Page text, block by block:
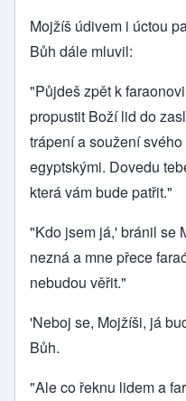
Mojžíš údivem i úctou
Bůh dále mluvil:
"Půjdeš zpět k
propustit Boží lid do
trápení a soužení
egyptskými. Dovedu
která vám bude patřit."
"Kdo jsem já,' bránil se
nezná a mne přece
nebudou věřit."
'Neboj se, Mojžíši, já
Bůh.
"Ale co řeknu lidem a